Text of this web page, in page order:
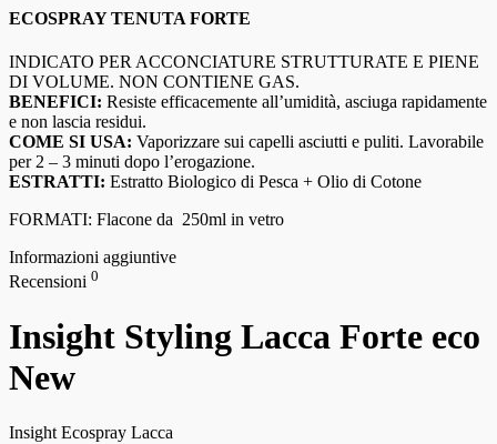
ECOSPRAY TENUTA FORTE
INDICATO PER ACCONCIATURE STRUTTURATE E PIENE
DI VOLUME. NON CONTIENE GAS.
BENEFICI: Resiste efficacemente all’umidità, asciuga rapidamente
e non lascia residui.
COME SI USA: Vaporizzare sui capelli asciutti e puliti. Lavorabile
per 2 – 3 minuti dopo l’erogazione.
ESTRATTI: Estratto Biologico di Pesca + Olio di Cotone
FORMATI: Flacone da 250ml in vetro
Informazioni aggiuntive
Recensioni 0
Insight Styling Lacca Forte eco
New
Insight Ecospray Lacca